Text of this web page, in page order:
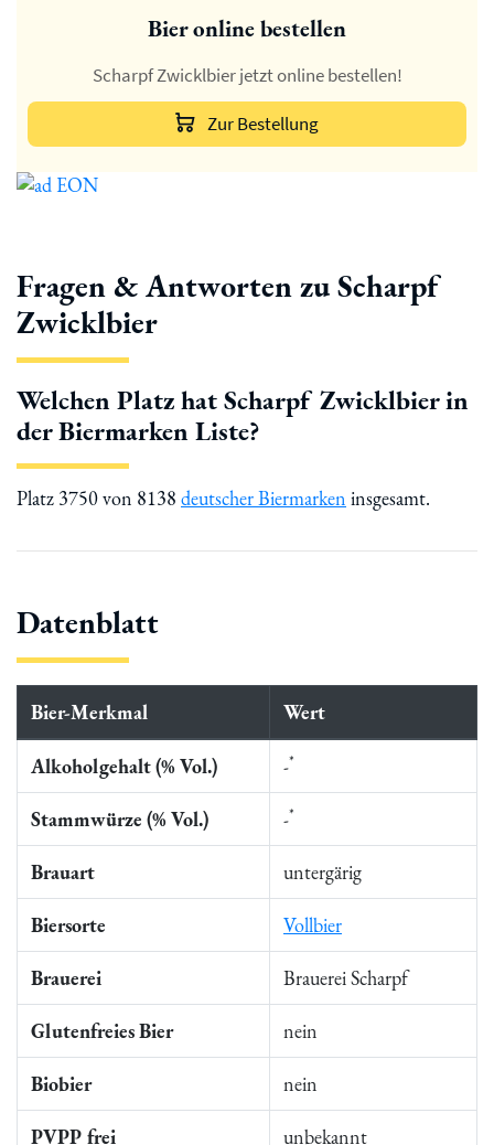
Bier online bestellen
Scharpf Zwicklbier jetzt online bestellen!
Zur Bestellung
Fragen & Antworten zu Scharpf
Zwicklbier
Welchen Platz hat Scharpf Zwicklbier in
der Biermarken Liste?
Platz 3750 von 8138 deutscher Biermarken insgesamt.
Datenblatt
Bier-Merkmal Wert
Alkoholgehalt (% Vol.) -*
Stammwürze (% Vol.) -*
Brauart untergärig
Biersorte Vollbier
Brauerei Brauerei Scharpf
Glutenfreies Bier nein
Biobier nein
PVPP frei unbekannt